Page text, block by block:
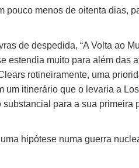
pouco menos de oitenta dias,
de despedida, “A Volta ao
estendia muito para além das
rotineiramente, uma
um itinerário que o levaria a
para a sua primeira
hipótese numa guerra